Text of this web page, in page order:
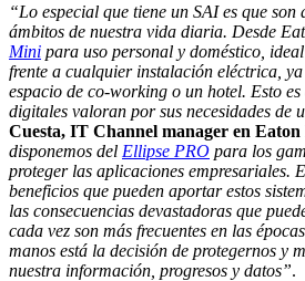
“Lo especial que tiene un SAI es que son
ámbitos de nuestra vida diaria. Desde
Mini para uso personal y doméstico,
frente a cualquier instalación eléctrica,
espacio de co-working o un hotel. Esto
digitales valoran por sus necesidades de
Cuesta, IT Channel manager en Eaton
disponemos del Ellipse PRO para los
proteger las aplicaciones empresariales.
beneficios que pueden aportar estos
las consecuencias devastadoras que
cada vez son más frecuentes en las
manos está la decisión de protegernos y
nuestra información, progresos y datos”.